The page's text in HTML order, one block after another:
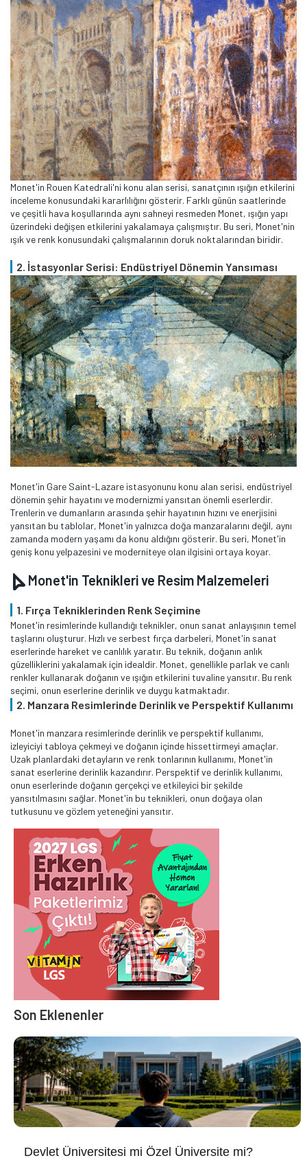
Monet'in Rouen Katedrali'ni konu alan serisi, sanatçının ışığın etkilerini
inceleme konusundaki kararlılığını gösterir. Farklı günün saatlerinde
ve çeşitli hava koşullarında aynı sahneyi resmeden Monet, ışığın yapı
üzerindeki değişen etkilerini yakalamaya çalışmıştır. Bu seri, Monet'nin
ışık ve renk konusundaki çalışmalarının doruk noktalarından biridir.
2. İstasyonlar Serisi: Endüstriyel Dönemin Yansıması
Monet'in Gare Saint-Lazare istasyonunu konu alan serisi, endüstriyel
dönemin şehir hayatını ve modernizmi yansıtan önemli eserlerdir.
Trenlerin ve dumanların arasında şehir hayatının hızını ve enerjisini
yansıtan bu tablolar, Monet'in yalnızca doğa manzaralarını değil, aynı
zamanda modern yaşamı da konu aldığını gösterir. Bu seri, Monet'in
geniş konu yelpazesini ve moderniteye olan ilgisini ortaya koyar.
Monet'in Teknikleri ve Resim Malzemeleri
1. Fırça Tekniklerinden Renk Seçimine
Monet'in resimlerinde kullandığı teknikler, onun sanat anlayışının temel
taşlarını oluşturur. Hızlı ve serbest fırça darbeleri, Monet'in sanat
eserlerinde hareket ve canlılık yaratır. Bu teknik, doğanın anlık
güzelliklerini yakalamak için idealdir. Monet, genellikle parlak ve canlı
renkler kullanarak doğanın ve ışığın etkilerini tuvaline yansıtır. Bu renk
seçimi, onun eserlerine derinlik ve duygu katmaktadır.
2. Manzara Resimlerinde Derinlik ve Perspektif Kullanımı
Monet'in manzara resimlerinde derinlik ve perspektif kullanımı,
izleyiciyi tabloya çekmeyi ve doğanın içinde hissettirmeyi amaçlar.
Uzak planlardaki detayların ve renk tonlarının kullanımı, Monet'in
sanat eserlerine derinlik kazandırır. Perspektif ve derinlik kullanımı,
onun eserlerinde doğanın gerçekçi ve etkileyici bir şekilde
yansıtılmasını sağlar. Monet'in bu teknikleri, onun doğaya olan
tutkusunu ve gözlem yeteneğini yansıtır.
Son Eklenenler
Devlet Üniversitesi mi Özel Üniversite mi?